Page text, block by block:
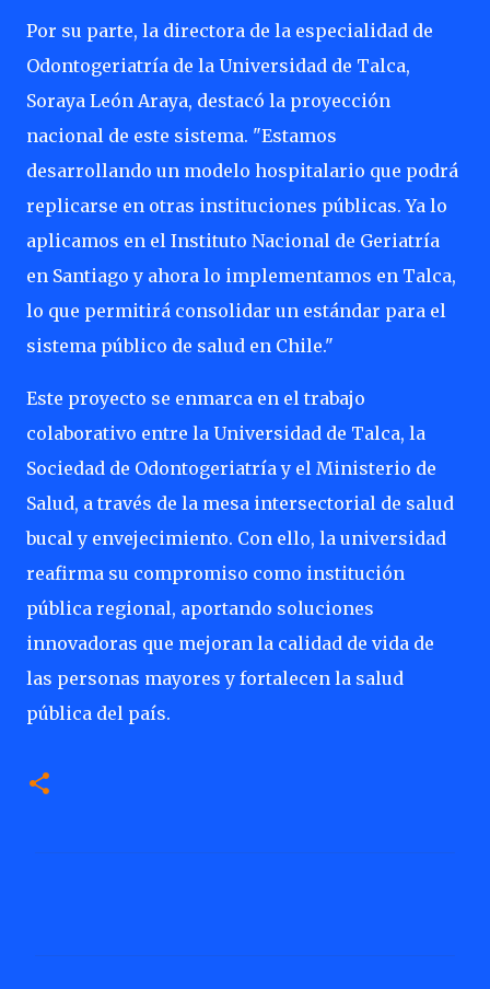
Por su parte, la directora de la especialidad de
Odontogeriatría de la Universidad de Talca,
Soraya León Araya, destacó la proyección
nacional de este sistema. "Estamos
desarrollando un modelo hospitalario que podrá
replicarse en otras instituciones públicas. Ya lo
aplicamos en el Instituto Nacional de Geriatría
en Santiago y ahora lo implementamos en Talca,
lo que permitirá consolidar un estándar para el
sistema público de salud en Chile."
Este proyecto se enmarca en el trabajo
colaborativo entre la Universidad de Talca, la
Sociedad de Odontogeriatría y el Ministerio de
Salud, a través de la mesa intersectorial de salud
bucal y envejecimiento. Con ello, la universidad
reafirma su compromiso como institución
pública regional, aportando soluciones
innovadoras que mejoran la calidad de vida de
las personas mayores y fortalecen la salud
pública del país.